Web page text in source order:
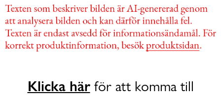
Klicka härför att komma till